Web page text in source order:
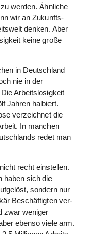
werden. Ähnliche
wir an Zukunfts­
denken. Aber
keine große
in Deutsch­land
nie in der
Arbeits­lo­sig­keit
Jahren halbiert.
ver­zeich­net die
In manchen
redet man
recht ein­stel­len.
haben sich die
sondern nur
Beschäf­tig­ten ver­
zwar weniger
ebenso viele arm.